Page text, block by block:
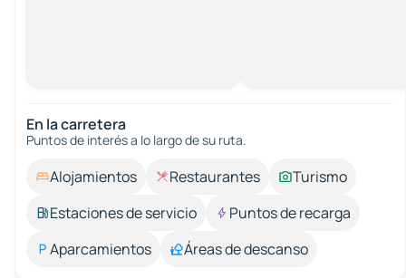
En la carretera
Puntos de interés a lo largo de su ruta.
Alojamientos Restaurantes
Turismo
Estaciones de servicio
Puntos de recarga
Aparcamientos
Áreas de descanso